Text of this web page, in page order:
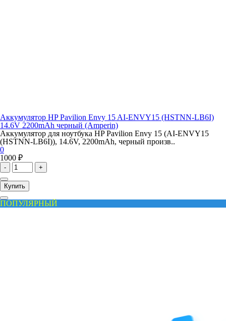
Аккумулятор HP Pavilion Envy 15 AI-ENVY15 (HSTNN-LB6I)
14.6V 2200mAh черный (Amperin)
Аккумулятор для ноутбука HP Pavilion Envy 15 (AI-ENVY15
(HSTNN-LB6I)), 14.6V, 2200mAh, черный произв..
0
1000 ₽
- +
Купить
ПОПУЛЯРНЫЙ